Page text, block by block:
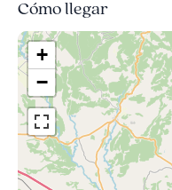
Cómo llegar
+
−